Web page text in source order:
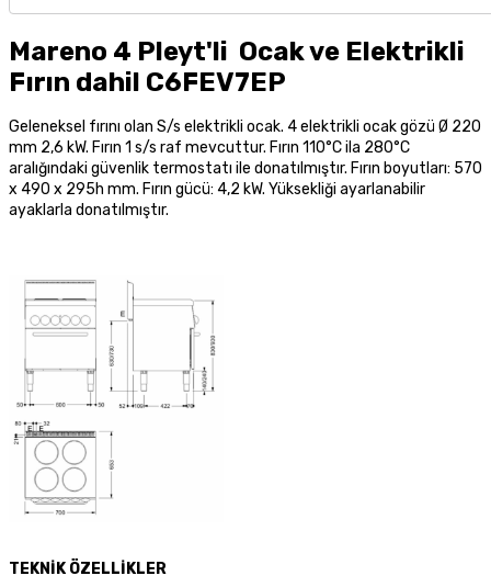
Mareno 4 Pleyt'li Ocak ve Elektrikli
Fırın dahil C6FEV7EP
Geleneksel fırını olan S/s elektrikli ocak. 4 elektrikli ocak gözü Ø 220
mm 2,6 kW. Fırın 1 s/s raf mevcuttur. Fırın 110°C ila 280°C
aralığındaki güvenlik termostatı ile donatılmıştır. Fırın boyutları: 570
x 490 x 295h mm. Fırın gücü: 4,2 kW. Yüksekliği ayarlanabilir
ayaklarla donatılmıştır.
TEKNİK ÖZELLİKLER